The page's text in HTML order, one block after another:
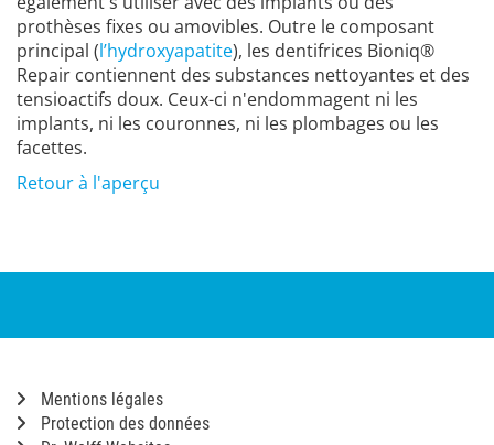
prothèses fixes ou amovibles. Outre le composant
principal (l’hydroxyapatite), les dentifrices Bioniq®
Repair contiennent des substances nettoyantes et des
tensioactifs doux. Ceux-ci n'endommagent ni les
implants, ni les couronnes, ni les plombages ou les
facettes.
Retour à l'aperçu
Mentions légales
Protection des données